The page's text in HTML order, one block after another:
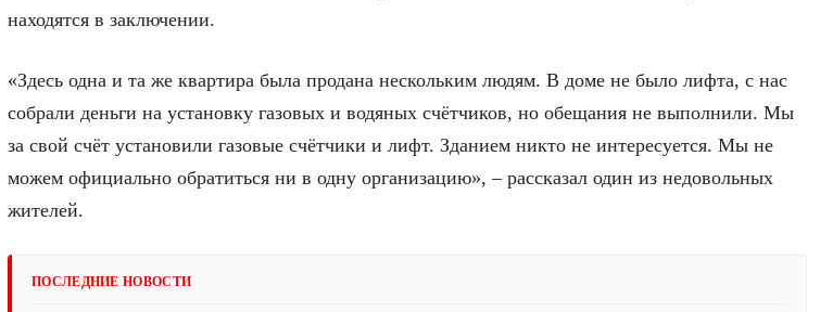
находятся в заключении.
«Здесь одна и та же квартира была продана нескольким людям. В доме не было лифта, с нас
собрали деньги на установку газовых и водяных счётчиков, но обещания не выполнили. Мы
за свой счёт установили газовые счётчики и лифт. Зданием никто не интересуется. Мы не
можем официально обратиться ни в одну организацию», – рассказал один из недовольных
жителей.
ПОСЛЕДНИЕ НОВОСТИ